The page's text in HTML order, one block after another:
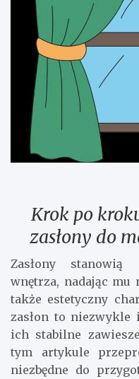
Krok po
zasłony do
Zasłony
wnętrza, nadając
także estetyczny
zasłon to niezwykle
ich stabilne
tym artykule
niezbędne do